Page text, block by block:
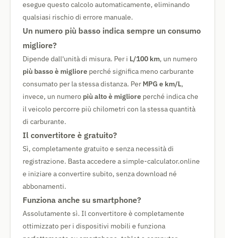
esegue questo calcolo automaticamente, eliminando
qualsiasi rischio di errore manuale.
Un numero più basso indica sempre un consumo
migliore?
Dipende dall'unità di misura. Per i L/100 km, un numero
più basso è migliore perché significa meno carburante
consumato per la stessa distanza. Per MPG e km/L,
invece, un numero più alto è migliore perché indica che
il veicolo percorre più chilometri con la stessa quantità
di carburante.
Il convertitore è gratuito?
Sì, completamente gratuito e senza necessità di
registrazione. Basta accedere a simple-calculator.online
e iniziare a convertire subito, senza download né
abbonamenti.
Funziona anche su smartphone?
Assolutamente sì. Il convertitore è completamente
ottimizzato per i dispositivi mobili e funziona